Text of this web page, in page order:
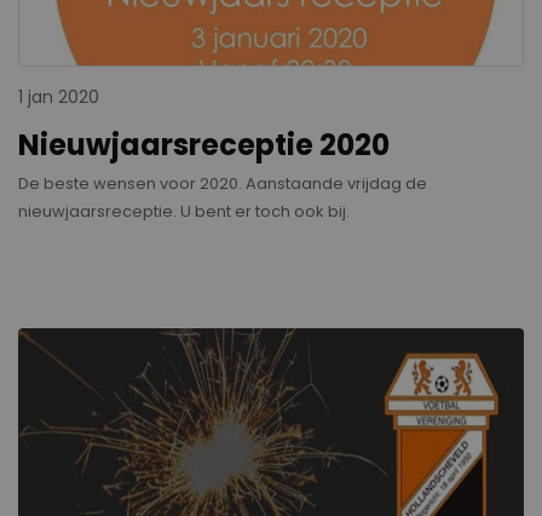
1 jan 2020
Nieuwjaarsreceptie 2020
De beste wensen voor 2020. Aanstaande vrijdag de
nieuwjaarsreceptie. U bent er toch ook bij.